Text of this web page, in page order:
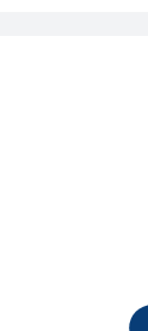
excursions en